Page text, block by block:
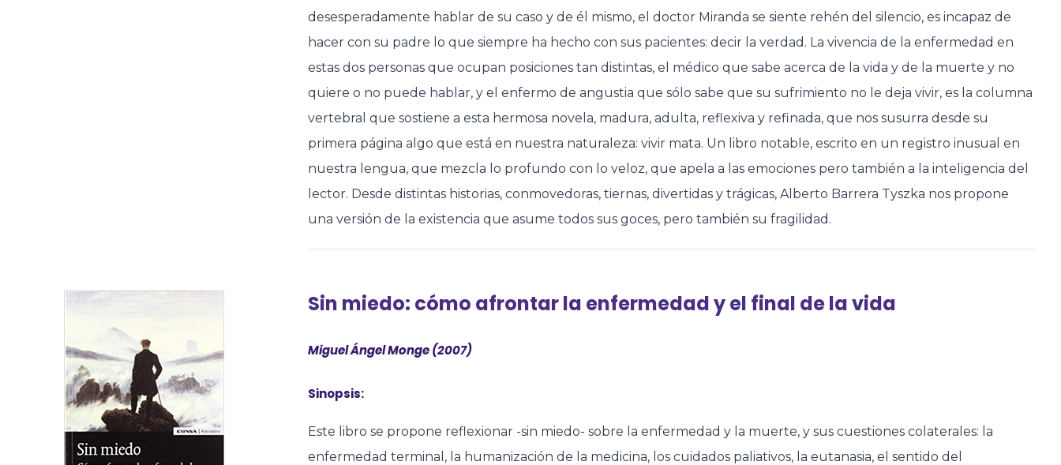
desesperadamente hablar de su caso y de él mismo, el doctor Miranda se siente rehén del silencio, es incapaz de
hacer con su padre lo que siempre ha hecho con sus pacientes: decir la verdad. La vivencia de la enfermedad en
estas dos personas que ocupan posiciones tan distintas, el médico que sabe acerca de la vida y de la muerte y no
quiere o no puede hablar, y el enfermo de angustia que sólo sabe que su sufrimiento no le deja vivir, es la columna
vertebral que sostiene a esta hermosa novela, madura, adulta, reflexiva y refinada, que nos susurra desde su
primera página algo que está en nuestra naturaleza: vivir mata. Un libro notable, escrito en un registro inusual en
nuestra lengua, que mezcla lo profundo con lo veloz, que apela a las emociones pero también a la inteligencia del
lector. Desde distintas historias, conmovedoras, tiernas, divertidas y trágicas, Alberto Barrera Tyszka nos propone
una versión de la existencia que asume todos sus goces, pero también su fragilidad.
Sin miedo: cómo afrontar la enfermedad y el final de la vida
Miguel Ángel Monge (2007)
Sinopsis:
Este libro se propone reflexionar -sin miedo- sobre la enfermedad y la muerte, y sus cuestiones colaterales: la
enfermedad terminal, la humanización de la medicina, los cuidados paliativos, la eutanasia, el sentido del